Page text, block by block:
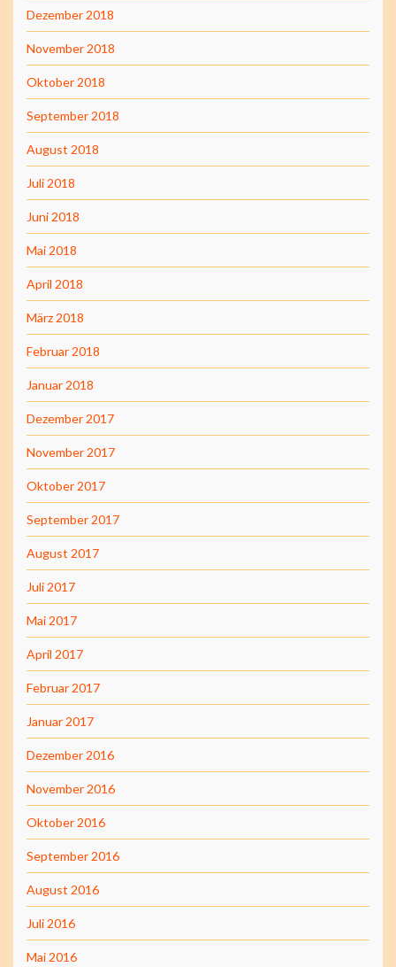
Dezember 2018
November 2018
Oktober 2018
September 2018
August 2018
Juli 2018
Juni 2018
Mai 2018
April 2018
März 2018
Februar 2018
Januar 2018
Dezember 2017
November 2017
Oktober 2017
September 2017
August 2017
Juli 2017
Mai 2017
April 2017
Februar 2017
Januar 2017
Dezember 2016
November 2016
Oktober 2016
September 2016
August 2016
Juli 2016
Mai 2016